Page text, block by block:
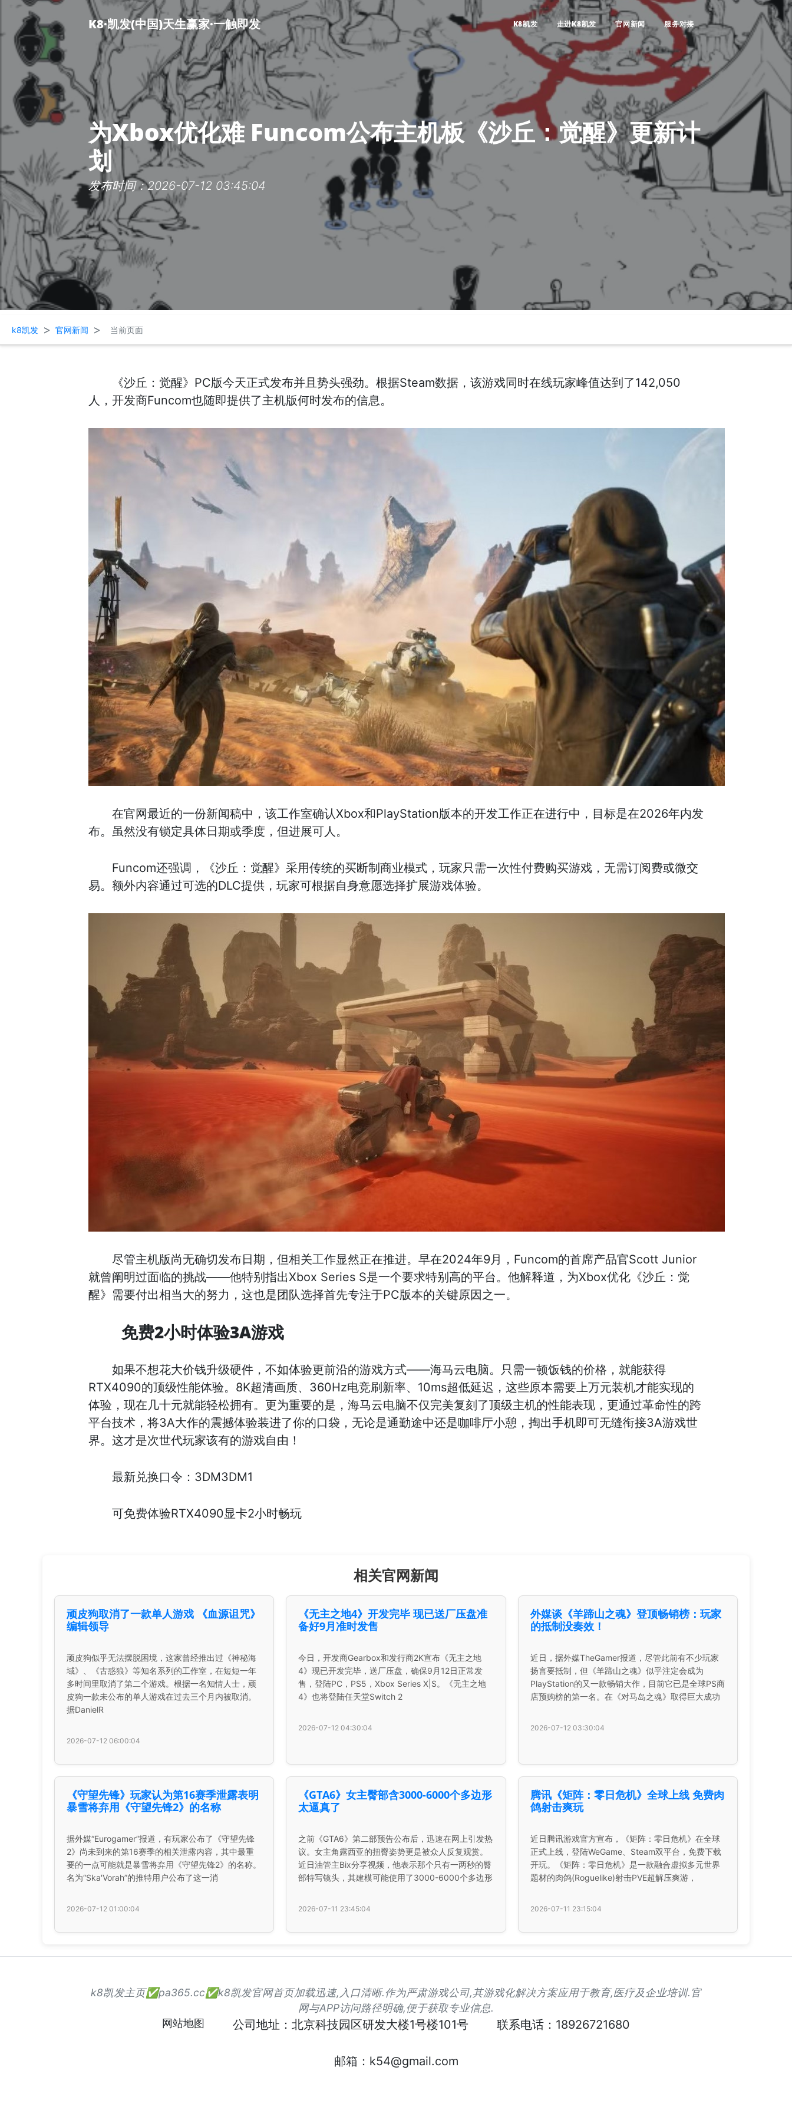
K8·凯发(中国)天生赢家·一触即发 K8凯发 走进K8凯发 官网新闻 服务对接
为Xbox优化难 Funcom公布主机板《沙丘：觉醒》更新计
划
发布时间：2026-07-12 03:45:04
k8凯发 > 官网新闻 > 当前页面
《沙丘：觉醒》PC版今天正式发布并且势头强劲。根据Steam数据，该游戏同时在线玩家峰值达到了142,050
人，开发商Funcom也随即提供了主机版何时发布的信息。
在官网最近的一份新闻稿中，该工作室确认Xbox和PlayStation版本的开发工作正在进行中，目标是在2026年内发
布。虽然没有锁定具体日期或季度，但进展可人。
Funcom还强调，《沙丘：觉醒》采用传统的买断制商业模式，玩家只需一次性付费购买游戏，无需订阅费或微交
易。额外内容通过可选的DLC提供，玩家可根据自身意愿选择扩展游戏体验。
尽管主机版尚无确切发布日期，但相关工作显然正在推进。早在2024年9月，Funcom的首席产品官Scott Junior
就曾阐明过面临的挑战——他特别指出Xbox Series S是一个要求特别高的平台。他解释道，为Xbox优化《沙丘：觉
醒》需要付出相当大的努力，这也是团队选择首先专注于PC版本的关键原因之一。
免费2小时体验3A游戏
如果不想花大价钱升级硬件，不如体验更前沿的游戏方式——海马云电脑。只需一顿饭钱的价格，就能获得
RTX4090的顶级性能体验。8K超清画质、360Hz电竞刷新率、10ms超低延迟，这些原本需要上万元装机才能实现的
体验，现在几十元就能轻松拥有。更为重要的是，海马云电脑不仅完美复刻了顶级主机的性能表现，更通过革命性的跨
平台技术，将3A大作的震撼体验装进了你的口袋，无论是通勤途中还是咖啡厅小憩，掏出手机即可无缝衔接3A游戏世
界。这才是次世代玩家该有的游戏自由！
最新兑换口令：3DM3DM1
可免费体验RTX4090显卡2小时畅玩
相关官网新闻
顽皮狗取消了一款单人游戏 《血源诅咒》
编辑领导
顽皮狗似乎无法摆脱困境，这家曾经推出过《神秘海
域》、《古惑狼》等知名系列的工作室，在短短一年
多时间里取消了第二个游戏。根据一名知情人士，顽
皮狗一款未公布的单人游戏在过去三个月内被取消。
据DanielR
2026-07-12 06:00:04
《无主之地4》开发完毕 现已送厂压盘准
备好9月准时发售
今日，开发商Gearbox和发行商2K宣布《无主之地
4》现已开发完毕，送厂压盘，确保9月12日正常发
售，登陆PC，PS5，Xbox Series X|S。《无主之地
4》也将登陆任天堂Switch 2
2026-07-12 04:30:04
外媒谈《羊蹄山之魂》登顶畅销榜：玩家
的抵制没奏效！
近日，据外媒TheGamer报道，尽管此前有不少玩家
扬言要抵制，但《羊蹄山之魂》似乎注定会成为
PlayStation的又一款畅销大作，目前它已是全球PS商
店预购榜的第一名。在《对马岛之魂》取得巨大成功
2026-07-12 03:30:04
《守望先锋》玩家认为第16赛季泄露表明
暴雪将弃用《守望先锋2》的名称
据外媒“Eurogamer”报道，有玩家公布了《守望先锋
2》尚未到来的第16赛季的相关泄露内容，其中最重
要的一点可能就是暴雪将弃用《守望先锋2》的名称。
名为“Ska'Vorah”的推特用户公布了这一消
2026-07-12 01:00:04
《GTA6》女主臀部含3000-6000个多边形
太逼真了
之前《GTA6》第二部预告公布后，迅速在网上引发热
议。女主角露西亚的扭臀姿势更是被众人反复观赏。
近日油管主Bix分享视频，他表示那个只有一两秒的臀
部特写镜头，其建模可能使用了3000-6000个多边形
2026-07-11 23:45:04
腾讯《矩阵：零日危机》全球上线 免费肉
鸽射击爽玩
近日腾讯游戏官方宣布，《矩阵：零日危机》在全球
正式上线，登陆WeGame、Steam双平台，免费下载
开玩。《矩阵：零日危机》是一款融合虚拟多元世界
题材的肉鸽(Roguelike)射击PVE超解压爽游，
2026-07-11 23:15:04
k8凯发主页✅pa365.cc✅k8凯发官网首页加载迅速,入口清晰.作为严肃游戏公司,其游戏化解决方案应用于教育,医疗及企业培训.官
网与APP访问路径明确,便于获取专业信息.
网站地图
公司地址：北京科技园区研发大楼1号楼101号 联系电话：18926721680
邮箱：k54@gmail.com